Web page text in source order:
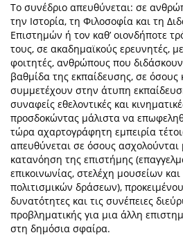
Το συνέδριο απευθύνεται: σε
την Ιστορία, τη Φιλοσοφία και τη
Επιστημών ή τον καθ’ οιονδήποτε
τους, σε ακαδημαϊκούς ερευνητές,
φοιτητές, ανθρώπους που
βαθμίδα της εκπαίδευσης, σε όσους
συμμετέχουν στην άτυπη
συναφείς εθελοντικές και
προσδοκώντας μάλιστα να
τώρα αχαρτογράφητη εμπειρία
απευθύνεται σε όσους
κατανόηση της επιστήμης
επικοινωνίας, στελέχη μουσείων και
πολιτισμικών δράσεων),
δυνατότητες και τις συνέπειες
προβληματικής για μια άλλη
στη δημόσια σφαίρα.